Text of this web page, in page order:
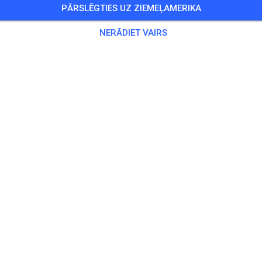
Viesi,490 Dalībnieki
PĀRSLĒGTIES UZ ZIEMEĻAMERIKA
NERĀDIET VAIRS